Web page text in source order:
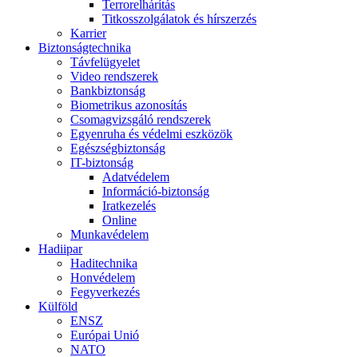
Terrorelhárítás
Titkosszolgálatok és hírszerzés
Karrier
Biztonságtechnika
Távfelügyelet
Video rendszerek
Bankbiztonság
Biometrikus azonosítás
Csomagvizsgáló rendszerek
Egyenruha és védelmi eszközök
Egészségbiztonság
IT-biztonság
Adatvédelem
Információ-biztonság
Iratkezelés
Online
Munkavédelem
Hadiipar
Haditechnika
Honvédelem
Fegyverkezés
Külföld
ENSZ
Európai Unió
NATO